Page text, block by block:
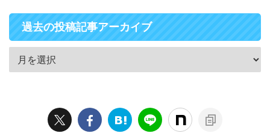
過去の投稿記事アーカイブ